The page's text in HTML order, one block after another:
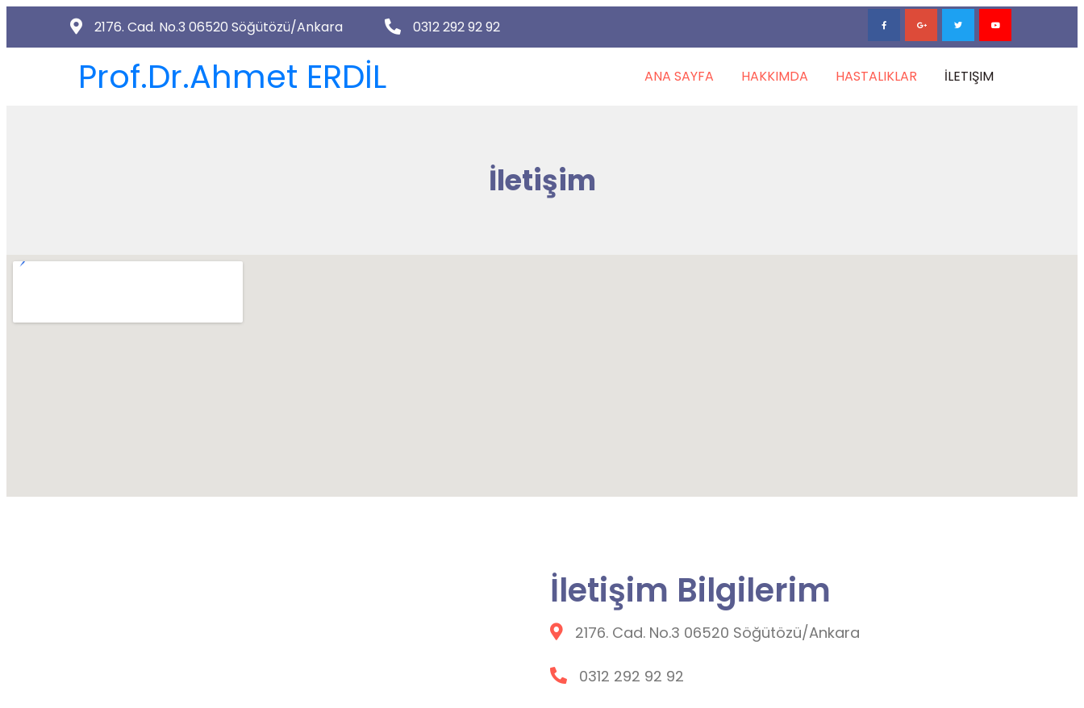
2176. Cad. No.3 06520 Söğütözü/Ankara 0312 292 92 92
Prof.Dr.Ahmet ERDİL ANA SAYFA HAKKIMDA HASTALIKLAR İLETIŞIM
İletişim
İletişim Bilgilerim
2176. Cad. No.3 06520 Söğütözü/Ankara
0312 292 92 92